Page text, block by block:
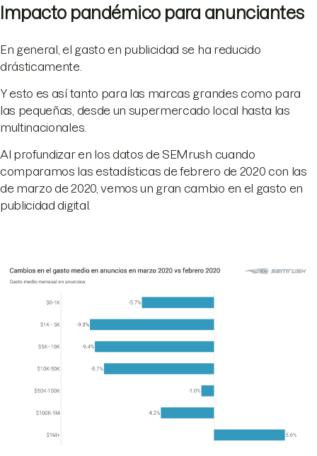
Impacto pandémico para anunciantes
En general, el gasto en publicidad se ha reducido
drásticamente.
Y esto es así tanto para las marcas grandes como para
las pequeñas, desde un supermercado local hasta las
multinacionales.
Al profundizar en los datos de SEMrush cuando
comparamos las estadísticas de febrero de 2020 con las
de marzo de 2020, vemos un gran cambio en el gasto en
publicidad digital.